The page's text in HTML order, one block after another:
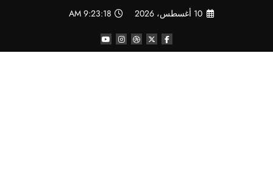
10 أغسطس، 2026 9:23:19 AM